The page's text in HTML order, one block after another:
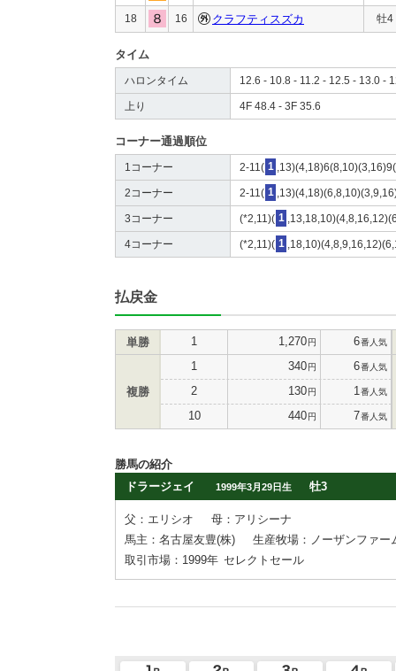
18 16 クラフティスズカ 牡4
タイム
ハロンタイム 12.6 - 10.8 - 11.2 - 12.5 - 13.0 -
上り 4F 48.4 - 3F 35.6
コーナー通過順位
1コーナー 2-11( 1
2コーナー 2-11( 1
3コーナー (*2,11)( 1
4コーナー (*2,11)( 1
払戻金
単勝 1 1,270円 6番人気
複勝
1 340円 6番人気
2 130円 1 番人気
10 440円 7番人気
勝馬の紹介
ドラージェイ
1999年3月29日生 牡3
父：エリシオ
母：アリシーナ
馬主：名古屋友豊(株)
生産牧場：ノーザンファー
取引市場：1999年 セレクトセール